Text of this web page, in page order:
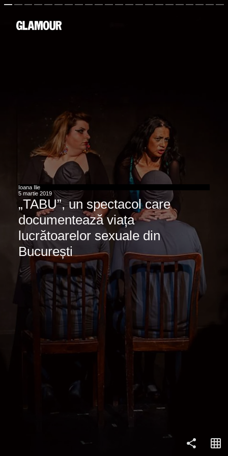
Ioana Ilie
5 martie 2019
„TABU”, un spectacol care
documentează viața
lucrătoarelor sexuale din
București
COPY LINK